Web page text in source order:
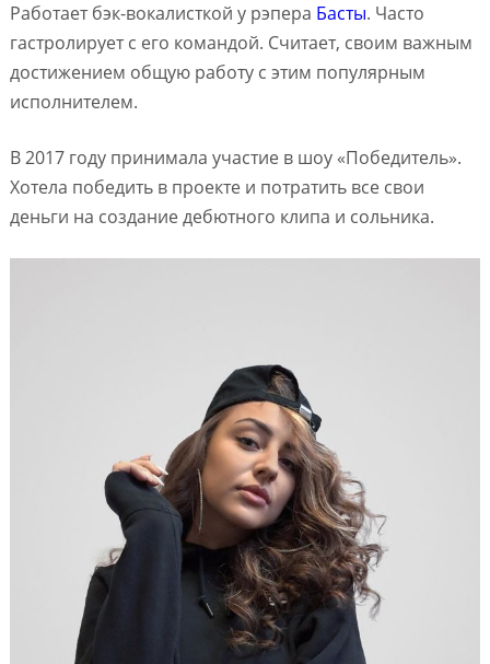
Работает бэк-вокалисткой у рэпера Басты. Часто
гастролирует с его командой. Считает, своим важным
достижением общую работу с этим популярным
исполнителем.
В 2017 году принимала участие в шоу «Победитель».
Хотела победить в проекте и потратить все свои
деньги на создание дебютного клипа и сольника.